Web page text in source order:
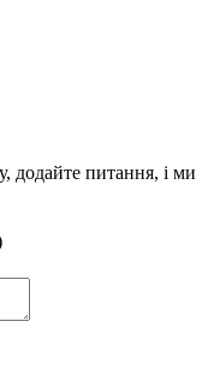
додайте питання, і ми